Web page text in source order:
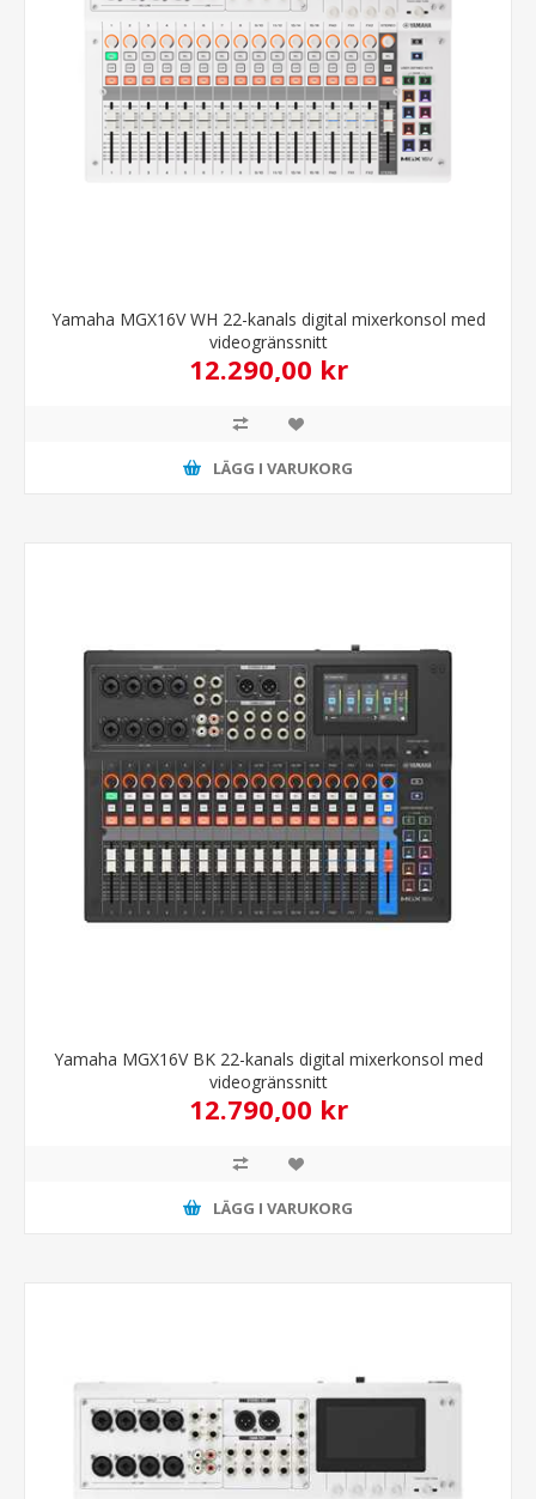
Yamaha MGX16V WH 22-kanals digital mixerkonsol med
videogränssnitt
12.290,00 kr
LÄGG I VARUKORG
Yamaha MGX16V BK 22-kanals digital mixerkonsol med
videogränssnitt
12.790,00 kr
LÄGG I VARUKORG